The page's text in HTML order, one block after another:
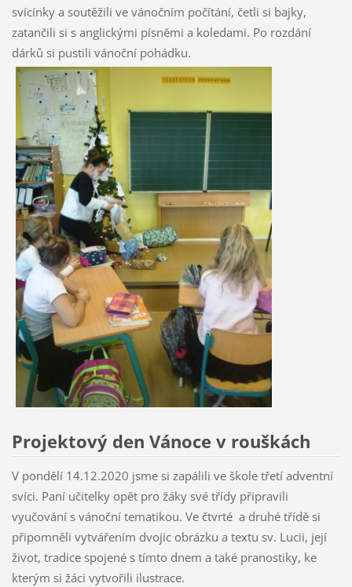
svícínky a soutěžili ve vánočním počítání, četli si bajky,
zatančili si s anglickými písněmi a koledami. Po rozdání
dárků si pustili vánoční pohádku.
Projektový den Vánoce v rouškách
V pondělí 14.12.2020 jsme si zapálili ve škole třetí adventní
svíci. Paní učitelky opět pro žáky své třídy připravili
vyučování s vánoční tematikou. Ve čtvrté a druhé třídě si
připomněli vytvářením dvojic obrázku a textu sv. Lucii, její
život, tradice spojené s tímto dnem a také pranostiky, ke
kterým si žáci vytvořili ilustrace.